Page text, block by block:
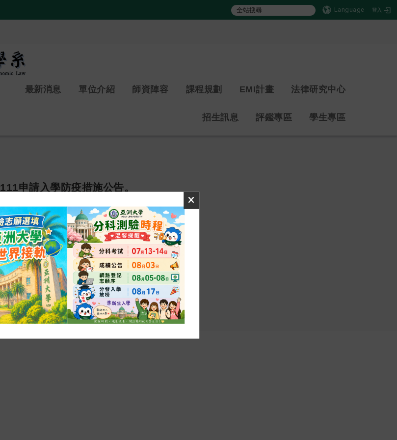
Language 登入
最新消息 單位介紹 師資陣容 課程規劃 EMI計畫 法律研究中心
招生訊息 評鑑專區 學生專區
111申請入學防疫措施公告。